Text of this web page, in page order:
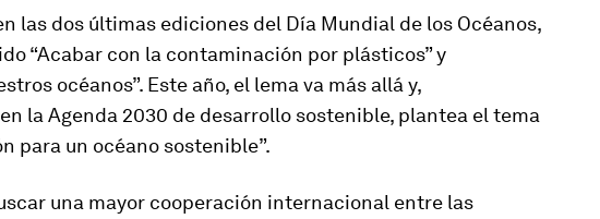
las dos últimas ediciones del Día Mundial de los Océanos,
“Acabar con la contaminación por plásticos” y
océanos”. Este año, el lema va más allá y,
la Agenda 2030 de desarrollo sostenible, plantea el tema
para un océano sostenible”.
una mayor cooperación internacional entre las